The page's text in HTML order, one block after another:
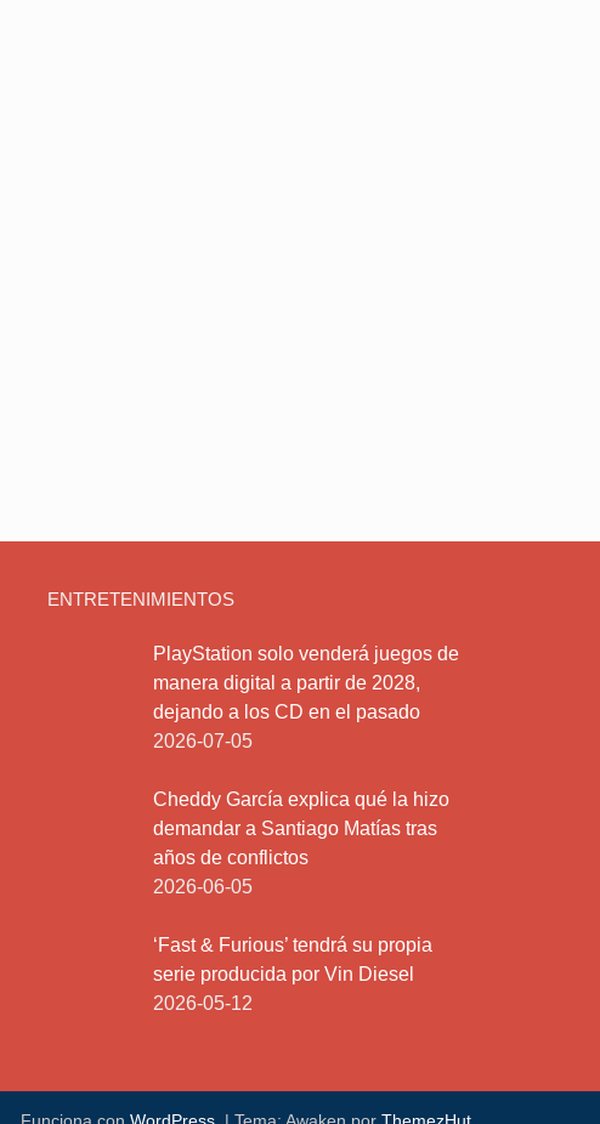
ENTRETENIMIENTOS
PlayStation solo venderá juegos de
manera digital a partir de 2028,
dejando a los CD en el pasado
2026-07-05
Cheddy García explica qué la hizo
demandar a Santiago Matías tras
años de conflictos
2026-06-05
‘Fast & Furious’ tendrá su propia
serie producida por Vin Diesel
2026-05-12
Funciona con WordPress | Tema: Awaken por ThemezHut